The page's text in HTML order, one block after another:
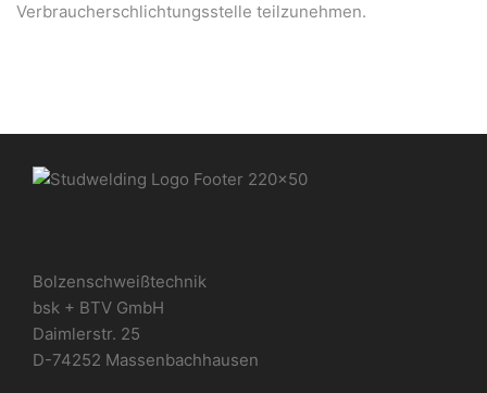
Verbraucherschlichtungsstelle teilzunehmen.
Bolzenschweißtechnik
bsk + BTV GmbH
Daimlerstr. 25
D-74252 Massenbachhausen